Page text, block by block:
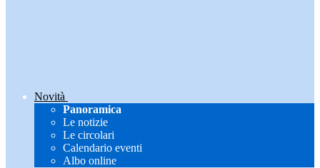
Novità
Panoramica
Le notizie
Le circolari
Calendario eventi
Albo online